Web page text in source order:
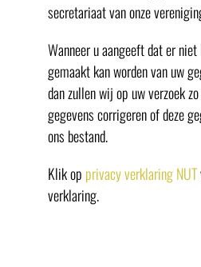
secretariaat van onze
Wanneer u aangeeft dat er
gemaakt kan worden van uw
dan zullen wij op uw verzoek
gegevens corrigeren of deze
ons bestand.
Klik op privacy verklaring NUT
verklaring.